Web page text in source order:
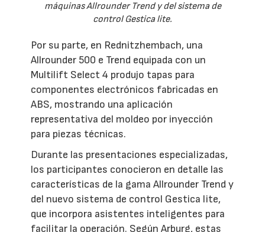
máquinas Allrounder Trend y del sistema de
control Gestica lite.
Por su parte, en Rednitzhembach, una
Allrounder 500 e Trend equipada con un
Multilift Select 4 produjo tapas para
componentes electrónicos fabricadas en
ABS, mostrando una aplicación
representativa del moldeo por inyección
para piezas técnicas.
Durante las presentaciones especializadas,
los participantes conocieron en detalle las
características de la gama Allrounder Trend y
del nuevo sistema de control Gestica lite,
que incorpora asistentes inteligentes para
facilitar la operación. Según Arburg, estas